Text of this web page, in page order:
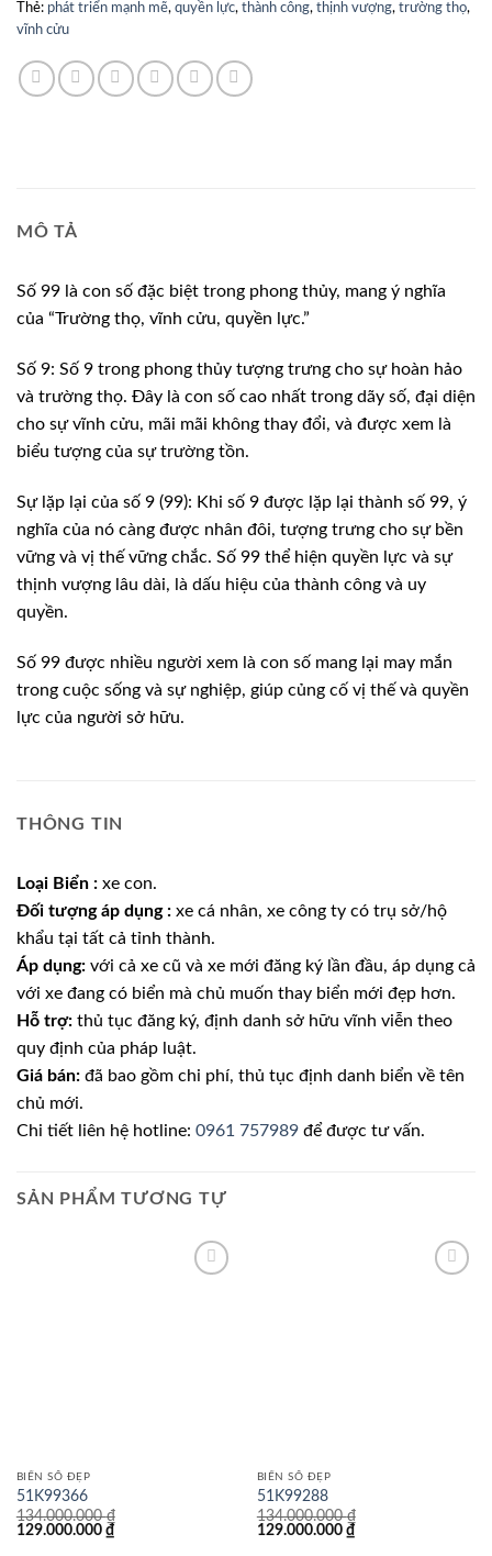
Thẻ: phát triển mạnh mẽ, quyền lực, thành công, thịnh vượng, trường thọ,
vĩnh cửu
MÔ TẢ
Số 99 là con số đặc biệt trong phong thủy, mang ý nghĩa
của “Trường thọ, vĩnh cửu, quyền lực.”
Số 9: Số 9 trong phong thủy tượng trưng cho sự hoàn hảo
và trường thọ. Đây là con số cao nhất trong dãy số, đại diện
cho sự vĩnh cửu, mãi mãi không thay đổi, và được xem là
biểu tượng của sự trường tồn.
Sự lặp lại của số 9 (99): Khi số 9 được lặp lại thành số 99, ý
nghĩa của nó càng được nhân đôi, tượng trưng cho sự bền
vững và vị thế vững chắc. Số 99 thể hiện quyền lực và sự
thịnh vượng lâu dài, là dấu hiệu của thành công và uy
quyền.
Số 99 được nhiều người xem là con số mang lại may mắn
trong cuộc sống và sự nghiệp, giúp củng cố vị thế và quyền
lực của người sở hữu.
THÔNG TIN
Loại Biển : xe con.
Đối tượng áp dụng : xe cá nhân, xe công ty có trụ sở/hộ
khẩu tại tất cả tỉnh thành.
Áp dụng: với cả xe cũ và xe mới đăng ký lần đầu, áp dụng cả
với xe đang có biển mà chủ muốn thay biển mới đẹp hơn.
Hỗ trợ: thủ tục đăng ký, định danh sở hữu vĩnh viễn theo
quy định của pháp luật.
Giá bán: đã bao gồm chi phí, thủ tục định danh biển về tên
chủ mới.
Chi tiết liên hệ hotline: 0961 757989 để được tư vấn.
SẢN PHẨM TƯƠNG TỰ
BIỂN SỐ ĐẸP
51K99366
134.000.000₫
Giá
129.000.000 ₫Giá
BIỂN SỐ ĐẸP
51K99288
134.000.000₫
Giá
129.000.000 ₫Giá